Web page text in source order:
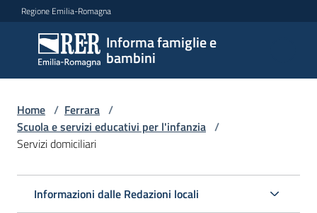
Vai al contenuto
Vai alla navigazione
Vai al footer
Regione Emilia-Romagna
Informa famiglie e
bambini
Informa
famiglie
e
bambini
Home / Ferrara /
Scuola e servizi educativi per l'infanzia /
Servizi domiciliari
Informazioni dalle Redazioni locali